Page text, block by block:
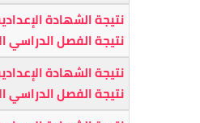
نتيجة الشهادة
نتيجة الفصل الدراسي
نتيجة الشهادة
نتيجة الفصل الدراسي